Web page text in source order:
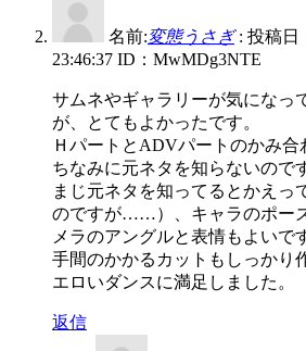
名前:変態うさぎ: 投稿日
23:46:37 ID：MwMDg3NTE
サムネやギャラリーが気になっ
が、とてもよかったです。
ＨパートとADVパートのかみ合
ちなみに元ネタを知らないので
まじ元ネタを知ってるとかえっ
のですが……）、キャラのポー
メラのアングルと表情もよいで
手間のかかるカットもしっかり
エロいダンスに満足しました。
返信